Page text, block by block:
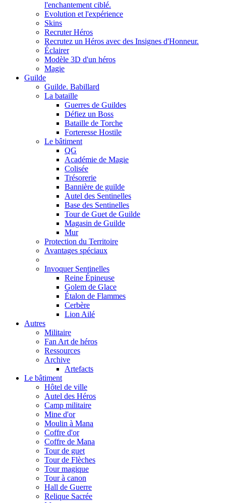
l'enchantement ciblé.
Evolution et l'expérience
Skins
Recruter Héros
Recrutez un Héros avec des Insignes d'Honneur.
Éclairer
Modèle 3D d'un héros
Magie
Guilde
Guilde. Babillard
La bataille
Guerres de Guildes
Défiez un Boss
Bataille de Torche
Forteresse Hostile
Le bâtiment
QG
Académie de Magie
Colisée
Trésorerie
Bannière de guilde
Autel des Sentinelles
Base des Sentinelles
Tour de Guet de Guilde
Magasin de Guilde
Mur
Protection du Territoire
Avantages spéciaux
Invoquer Sentinelles
Reine Épineuse
Golem de Glace
Étalon de Flammes
Cerbère
Lion Ailé
Autres
Militaire
Fan Art de héros
Ressources
Archive
Artefacts
Le bâtiment
Hôtel de ville
Autel des Héros
Camp militaire
Mine d'or
Moulin à Mana
Coffre d'or
Coffre de Mana
Tour de guet
Tour de Flèches
Tour magique
Tour à canon
Hall de Guerre
Relique Sacrée